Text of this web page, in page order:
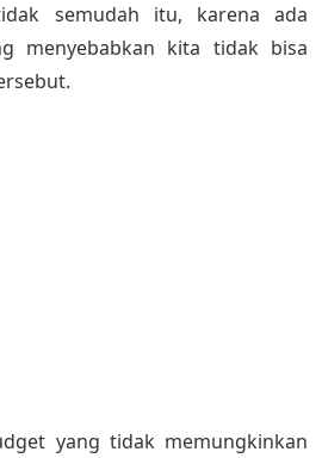
semudah itu, karena ada
menyebabkan kita tidak bisa
yang tidak memungkinkan